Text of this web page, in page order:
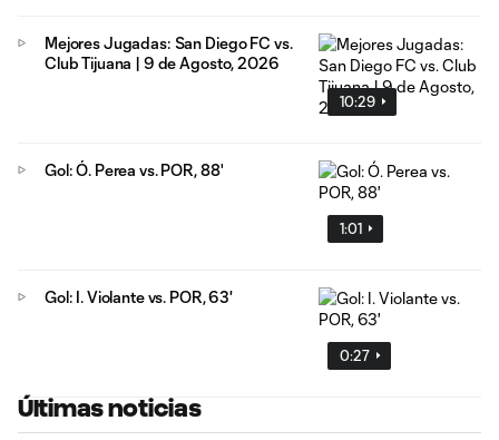
10:29
Mejores Jugadas: San Diego FC vs.
Club Tijuana | 9 de Agosto, 2026
1:01
Gol: Ó. Perea vs. POR, 88'
0:27
Gol: I. Violante vs. POR, 63'
Últimas noticias